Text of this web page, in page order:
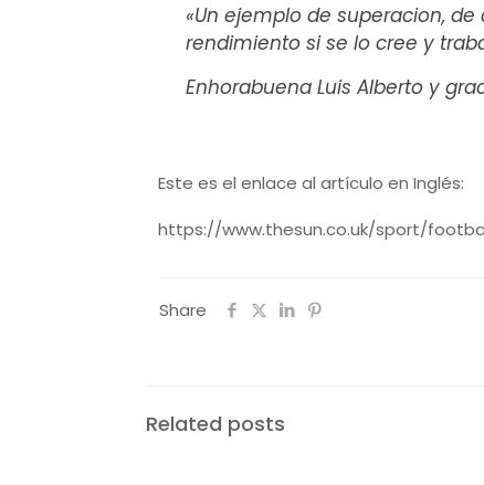
«Un ejemplo de superacion,
rendimiento si se lo cree y
EnhorabuenaLuis Alberto y
Este es el enlace al artículo en Inglés:
https://www.thesun.co.uk/sport/
Share
Related posts